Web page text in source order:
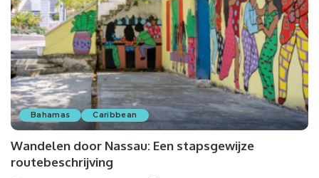
Bahamas Caribbean
Wandelen door Nassau: Een stapsgewijze
routebeschrijving